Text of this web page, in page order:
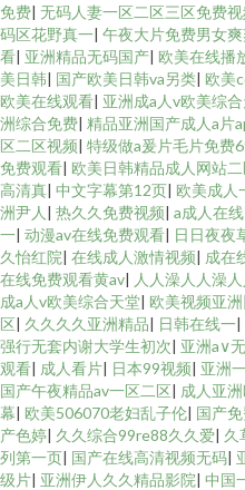
免费| 无码人妻一区二区三区免费视
码区花野真一| 午夜大片免费男女
看| 亚洲精品无码国产| 欧美在线播
美日韩| 国产欧美日韩va另类| 欧美
欧美在线观看| 亚洲成a人v欧美综
洲综合免费| 精品亚洲国产成人a片
区二区视频| 特级做a爰片毛片免费
免费观看| 欧美日韩精品成人网站二
高清真| 中文字幕第12页| 欧美成人
洲尹人 | 热久久免费视频| a成人在线
一| 动漫av在线免费观看| 日日夜夜
久怡红院| 在线成人激情视频| 成在
在线免费观看黄av| 人人澡人人澡
成a人v欧美综合天堂| 欧美视频亚洲|
区| 久久久久亚洲精品| 日韩在线一|
强行无套内谢大学生初次| 亚洲a∨
观看| 成人看片| 日本99视频| 亚洲
国产午夜精品av一区二区| 成人亚
幕| 欧美506070老妇乱子伦| 国产
产色婷| 久久综合99re88久久爱| 久
列第一页| 国产在线高清视频无码|
级片| 亚洲伊人久久精品影院| 中国